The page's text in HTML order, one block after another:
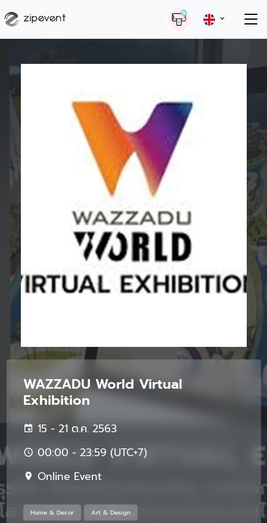
WAZZADU World Virtual
Exhibition
15 - 21 ต.ค. 2563
00:00 - 23:59 (UTC+7)
Online Event
Home & Decor Art & Design